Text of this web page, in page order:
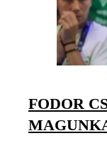
FODOR